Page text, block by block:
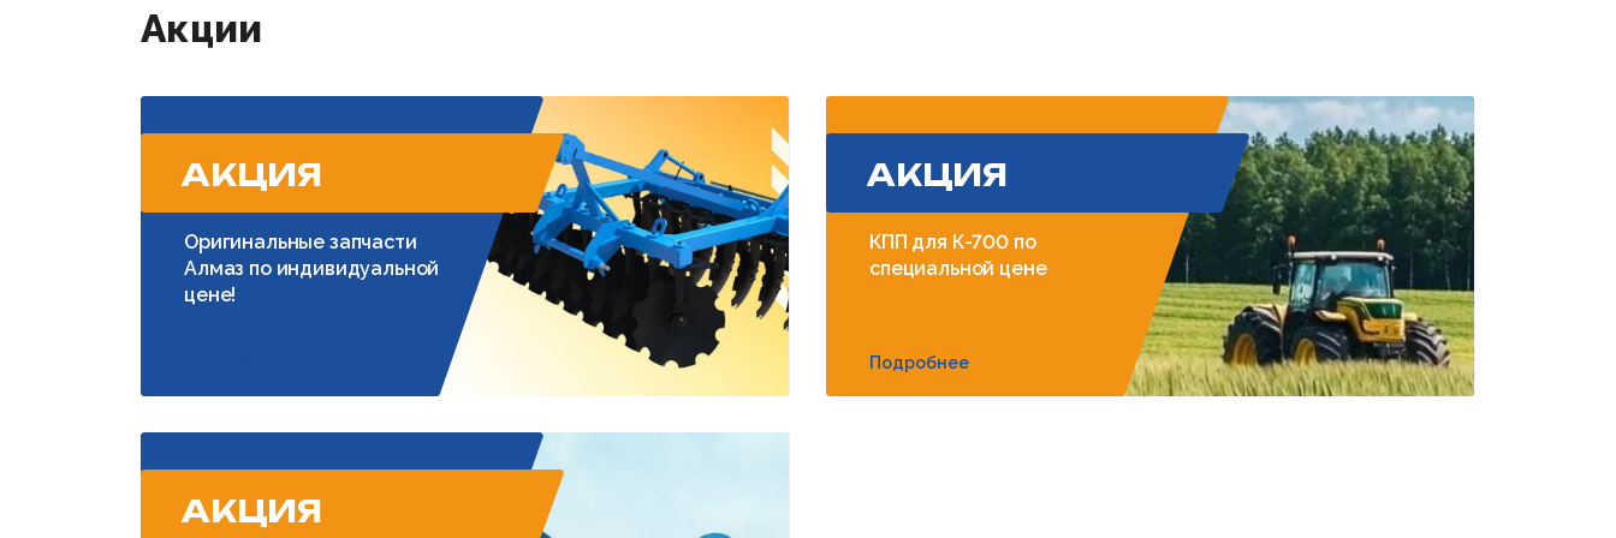
Акции
АКЦИЯ
Оригинальные запчасти
Алмаз по индивидуальной
цене!
АКЦИЯ
КПП для К-700 по
специальной цене
Подробнее
АКЦИЯ